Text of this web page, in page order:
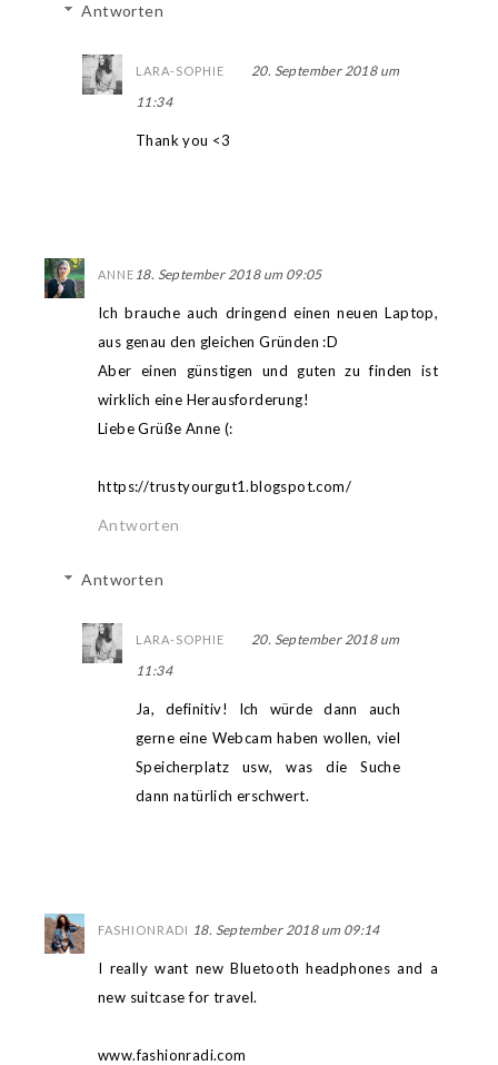
Antworten
LARA-SOPHIE
20. September 2018 um
11:34
Thank you <3
ANNE18. September 2018 um 09:05
Ich brauche auch dringend einen neuen Laptop,
aus genau den gleichen Gründen :D
Aber einen günstigen und guten zu finden ist
wirklich eine Herausforderung!
Liebe Grüße Anne (:
https://trustyourgut1.blogspot.com/
Antworten
Antworten
LARA-SOPHIE
20. September 2018 um
11:34
Ja, definitiv! Ich würde dann auch
gerne eine Webcam haben wollen, viel
Speicherplatz usw, was die Suche
dann natürlich erschwert.
FASHIONRADI 18. September 2018 um 09:14
I really want new Bluetooth headphones and a
new suitcase for travel.
www.fashionradi.com